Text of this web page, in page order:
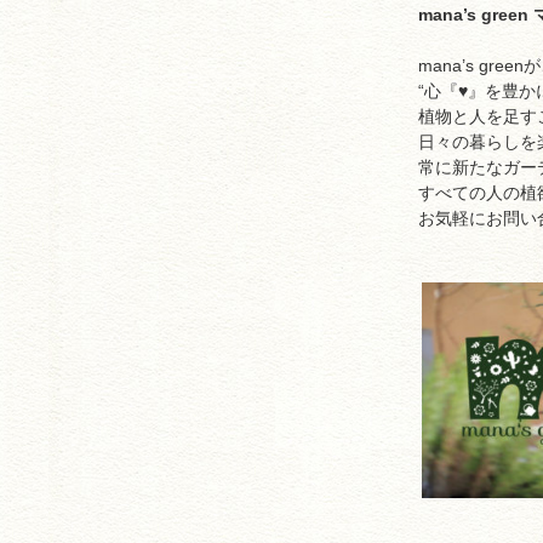
mana’s green
mana’s green
“心『♥︎』を豊か
植物と人を足す
日々の暮らし
常に新たなガー
すべての人の植
お気軽にお問